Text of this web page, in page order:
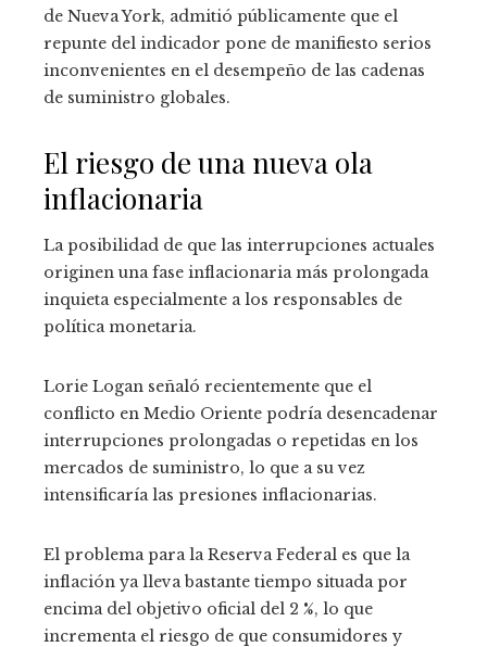
de Nueva York, admitió públicamente que el
repunte del indicador pone de manifiesto serios
inconvenientes en el desempeño de las cadenas
de suministro globales.
El riesgo de una nueva ola
inflacionaria
La posibilidad de que las interrupciones actuales
originen una fase inflacionaria más prolongada
inquieta especialmente a los responsables de
política monetaria.
Lorie Logan señaló recientemente que el
conflicto en Medio Oriente podría desencadenar
interrupciones prolongadas o repetidas en los
mercados de suministro, lo que a su vez
intensificaría las presiones inflacionarias.
El problema para la Reserva Federal es que la
inflación ya lleva bastante tiempo situada por
encima del objetivo oficial del 2 %, lo que
incrementa el riesgo de que consumidores y